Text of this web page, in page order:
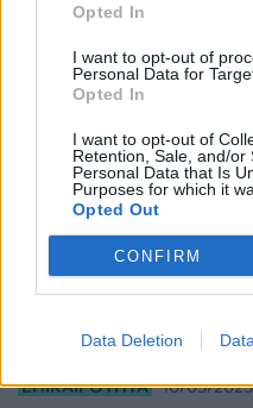
Opted In
I want to opt-out of
Personal Data for
Opted In
I want to opt-out of
Retention, Sale, and/or
Personal Data that Is
Purposes for which it
Opted Out
CONFIRM
Data Deletion
ΕΠΙΚΑΙΡΌΤΗΤΑ 10/05/2023